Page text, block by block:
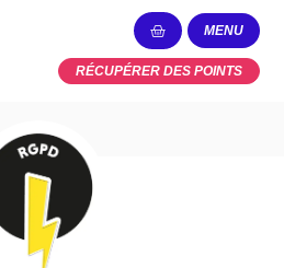
MENU
RÉCUPÉRER DES POINTS